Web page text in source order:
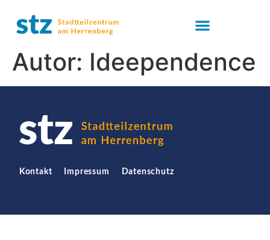
Autor: Ideependence
Kontakt Impressum Datenschutz